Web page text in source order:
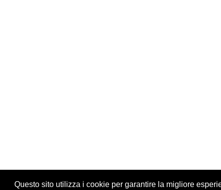
Questo sito utilizza i cookie per garantire la migliore